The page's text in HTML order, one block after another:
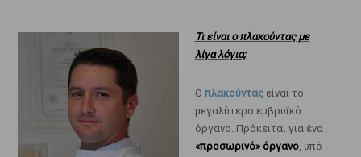
Τι είναι ο πλακούντας με
λίγα λόγια;
Ο πλακούνταςείναι το
μεγαλύτερο εμβρυϊκό
όργανο. Πρόκειται για ένα
«προσωρινό» όργανο, υπό